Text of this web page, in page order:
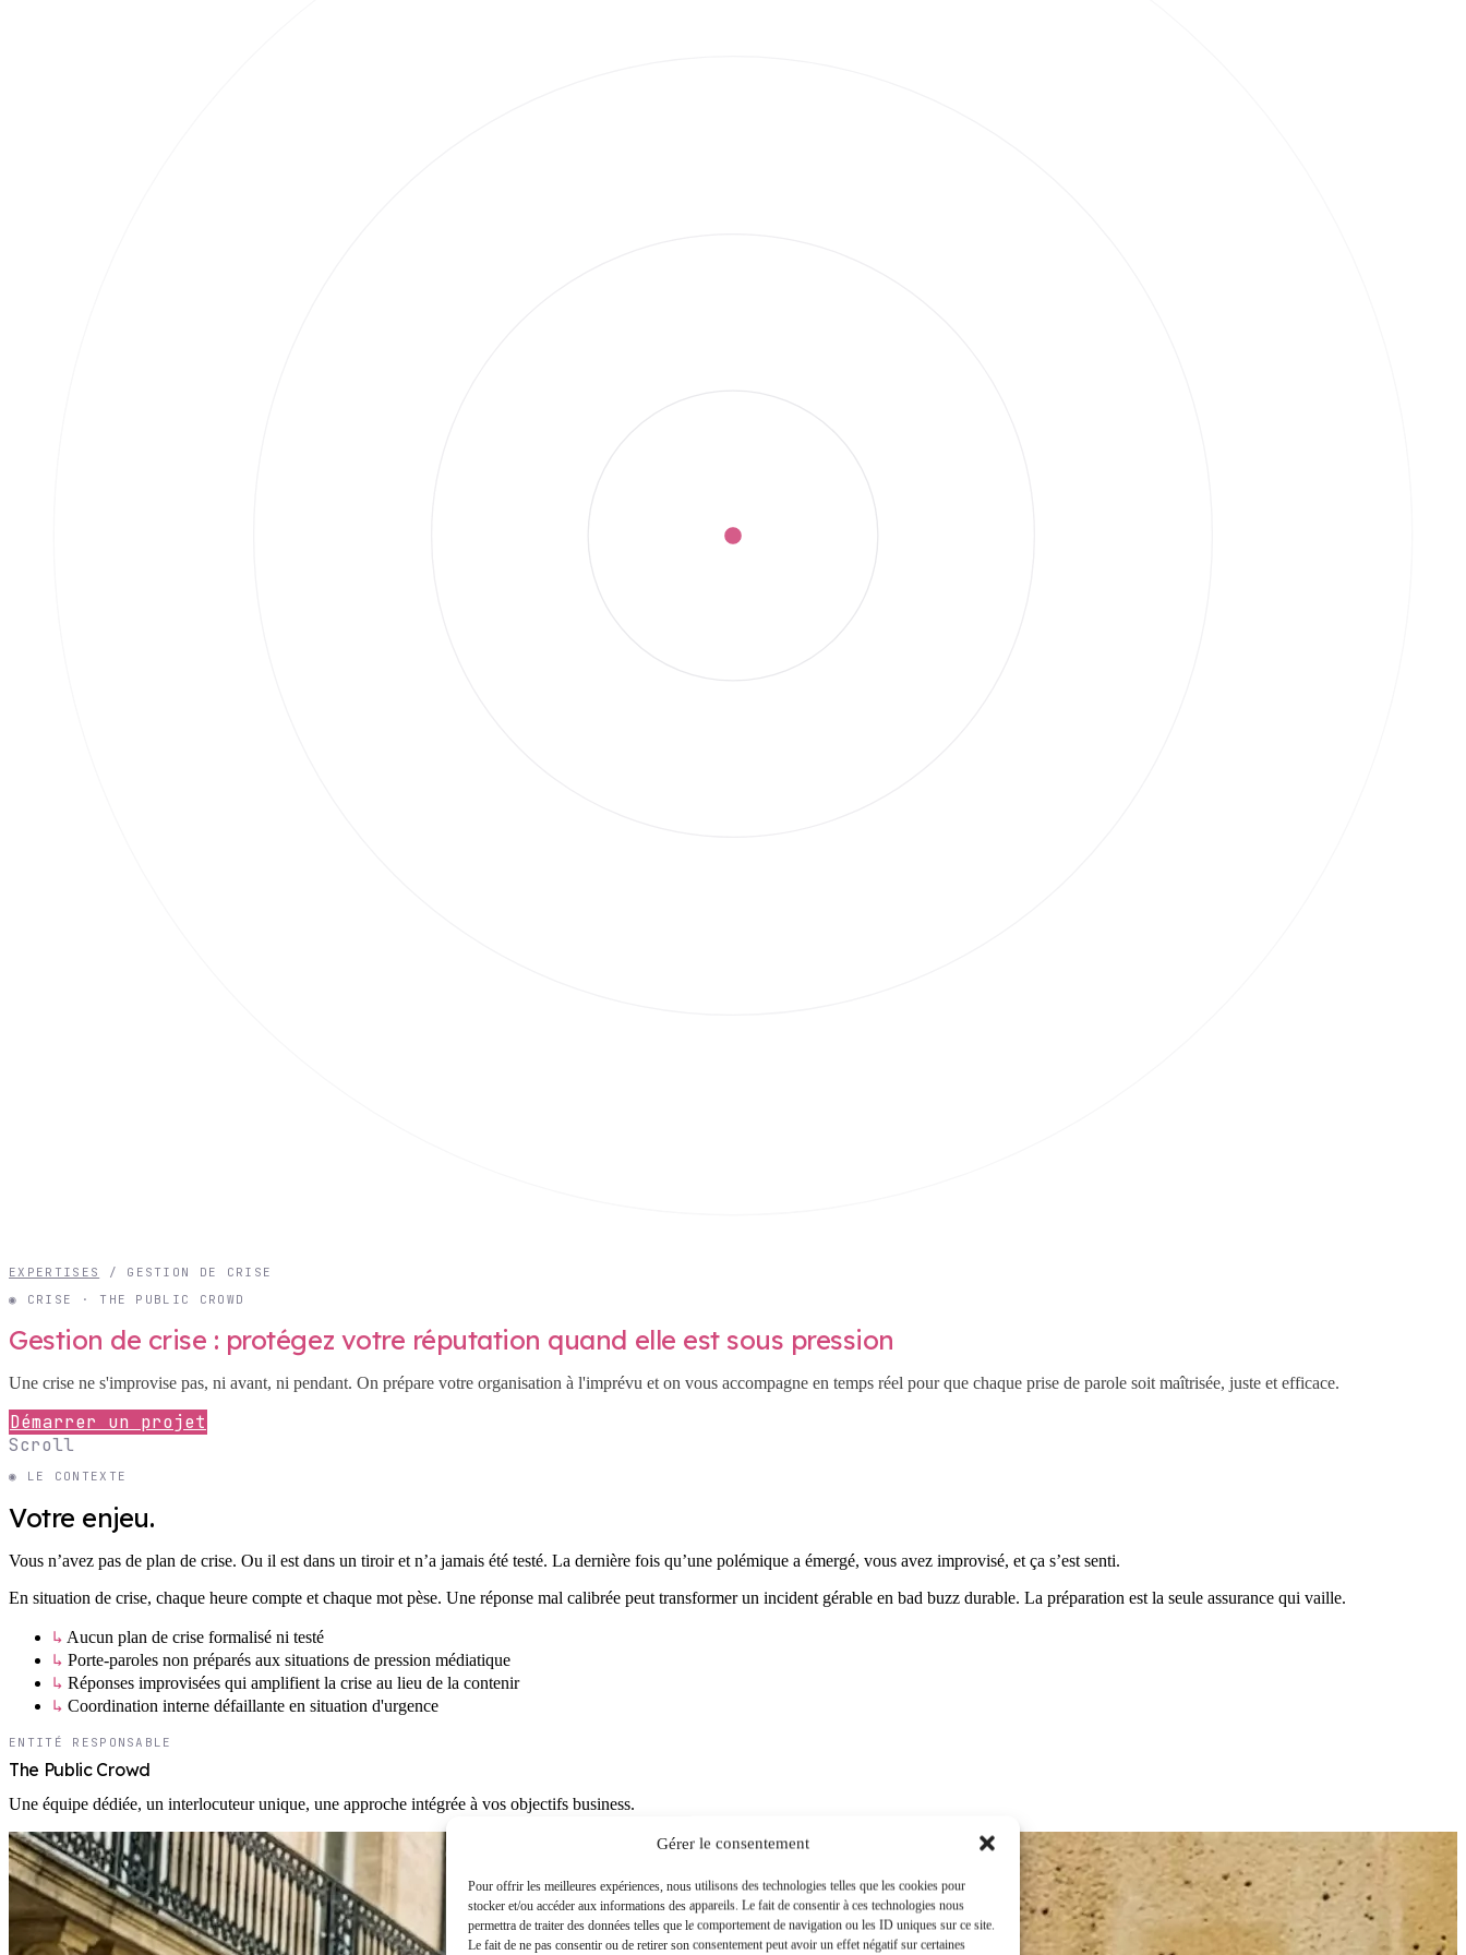
Gérer le consentement
Pour offrir les meilleures expériences, nous utilisons des technologies telles que les cookies pour
stocker et/ou accéder aux informations des appareils. Le fait de consentir à ces technologies nous
permettra de traiter des données telles que le comportement de navigation ou les ID uniques sur ce site.
Le fait de ne pas consentir ou de retirer son consentement peut avoir un effet négatif sur certaines
EXPERTISES /
GESTION DE CRISE
◉ CRISE · THE PUBLIC CROWD
Gestion de crise : protégez votre réputation quand elle est sous pression
Une crise ne s'improvise pas, ni avant, ni pendant. On prépare votre organisation à l'imprévu et on vous accompagne en temps réel pour que chaque prise de parole soit maîtrisée, juste et efficace.
Démarrer un projet
Scroll
◉ LE CONTEXTE
Votre enjeu.
Vous n’avez pas de plan de crise. Ou il est dans un tiroir et n’a jamais été testé. La dernière fois qu’une polémique a émergé, vous avez improvisé, et ça s’est senti.
En situation de crise, chaque heure compte et chaque mot pèse. Une réponse mal calibrée peut transformer un incident gérable en bad buzz durable. La préparation est la seule assurance qui vaille.
↳ Aucun plan de crise formalisé ni testé
↳ Porte-paroles non préparés aux situations de pression médiatique
↳ Réponses improvisées qui amplifient la crise au lieu de la contenir
↳ Coordination interne défaillante en situation d'urgence
ENTITÉ RESPONSABLE
The Public Crowd
Une équipe dédiée, un interlocuteur unique, une approche intégrée à vos objectifs business.